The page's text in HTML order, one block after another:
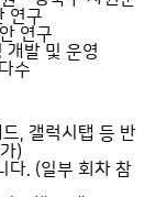
연구
연구
개발 및 운영
수
, 갤럭시탭 등 반
)
다. (일부 회차 참